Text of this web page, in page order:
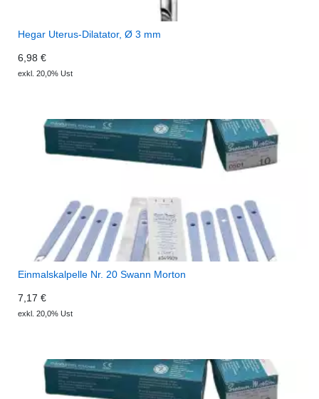
Hegar Uterus-Dilatator, Ø 3 mm
6,98 €
exkl. 20,0% Ust
Einmalskalpelle Nr. 20 Swann Morton
7,17 €
exkl. 20,0% Ust